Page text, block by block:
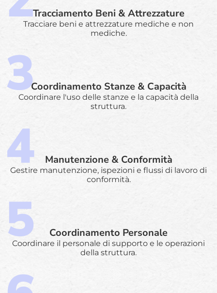
Tracciamento Beni & Attrezzature
Tracciare beni e attrezzature mediche e non
mediche.
Coordinamento Stanze & Capacità
Coordinare l'uso delle stanze e la capacità della
struttura.
Manutenzione & Conformità
Gestire manutenzione, ispezioni e flussi di lavoro di
conformità.
Coordinamento Personale
Coordinare il personale di supporto e le operazioni
della struttura.